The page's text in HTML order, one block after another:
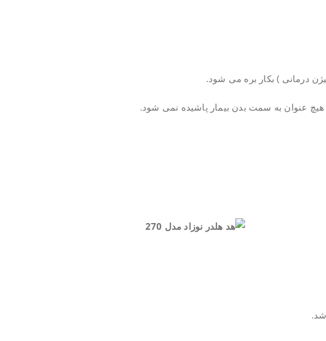
درمانی ) بکار بره می شود.
عنوان به سمت بدن بیمار پاشیده نمی شود.